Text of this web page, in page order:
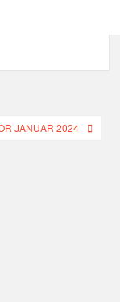
JANUAR 2024